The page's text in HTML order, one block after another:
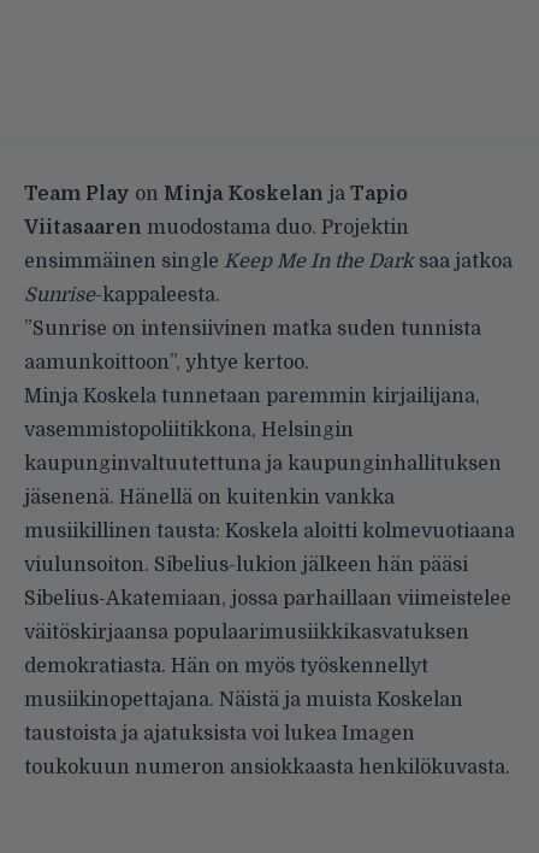
Team Play on Minja Koskelan ja Tapio
Viitasaaren muodostama duo. Projektin
ensimmäinen single Keep Me In the Darksaa jatkoa
Sunrise-kappaleesta.
”Sunrise on intensiivinen matka suden tunnista
aamunkoittoon”, yhtye kertoo.
Minja Koskela tunnetaan paremmin kirjailijana,
vasemmistopoliitikkona, Helsingin
kaupunginvaltuutettuna ja kaupunginhallituksen
jäsenenä. Hänellä on kuitenkin vankka
musiikillinen tausta: Koskela aloitti kolmevuotiaana
viulunsoiton. Sibelius-lukion jälkeen hän pääsi
Sibelius-Akatemiaan, jossa parhaillaan viimeistelee
väitöskirjaansa populaarimusiikkikasvatuksen
demokratiasta. Hän on myös työskennellyt
musiikinopettajana. Näistä ja muista Koskelan
taustoista ja ajatuksista voi lukea Imagen
toukokuun numeron ansiokkaasta henkilökuvasta.